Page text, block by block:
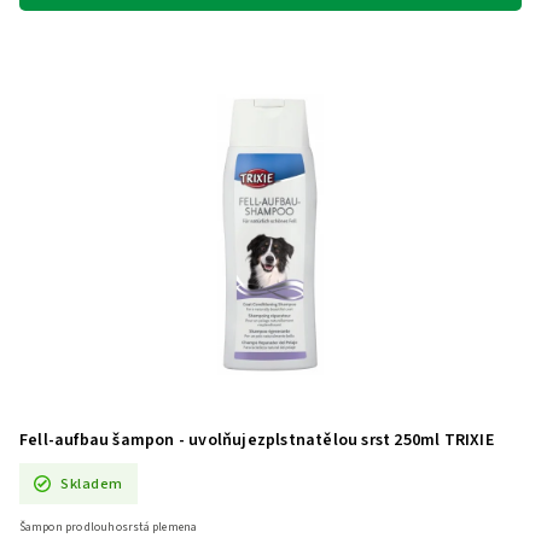
Fell-aufbau šampon - uvolňujezplstnatělou srst 250ml TRIXIE
Skladem
Šampon pro dlouhosrstá plemena